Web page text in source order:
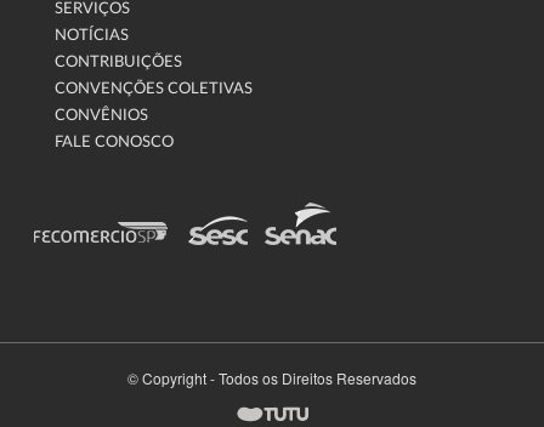
SERVIÇOS
NOTÍCIAS
CONTRIBUIÇÕES
CONVENÇÕES COLETIVAS
CONVÊNIOS
FALE CONOSCO
© Copyright - Todos os Direitos Reservados